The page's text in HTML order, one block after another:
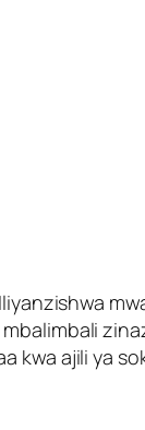
kwa ajili ya